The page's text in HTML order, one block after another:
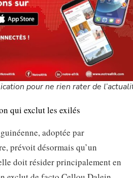
pour ne rien rater de
qui exclut les exilés
adoptée par
prévoit désormais qu’un
doit résider principalement en